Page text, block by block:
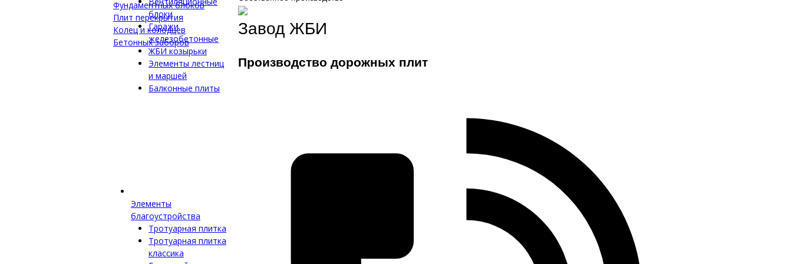
Фундаментных блоков
Плит перекрытия
Колец и колодцев
Бетонных заборов
блоки
Гаражи
железобетонные
ЖБИ козырьки
Элементы лестниц
и маршей
Балконные плиты
Элементы
благоустройства
Тротуарная плитка
Тротуарная плитка
классика
Завод ЖБИ
Производство дорожных плит